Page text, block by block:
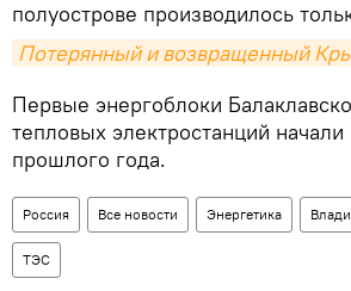
полуострове производилось
Потерянный и возвращенный
Первые энергоблоки
тепловых электростанций начали
прошлого года.
Россия Все новости Энергетика
ТЭС